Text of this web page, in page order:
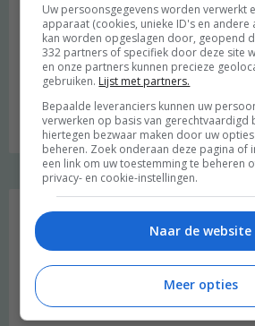
Budget recept: Linzensoep
Instagram Merel
Uw persoonsgegevens worden verwerkt
apparaat (cookies, unieke ID's en andere
kan worden opgeslagen door, geopend
332 partners of specifiek door deze site
en onze partners kunnen precieze
gebruiken. Lijst met partners.
Bepaalde leveranciers kunnen uw
verwerken op basis van gerechtvaardigd
hiertegen bezwaar maken door uw
beheren. Zoek onderaan deze pagina of
een link om uw toestemming te beheren
privacy- en cookie-instellingen.
Naar de website
Meer opties